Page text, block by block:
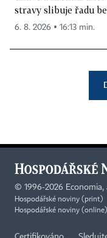
stravy slibuje řadu
6. 8. 2026 ▪ 16:13 min.
© 1996-2026 Economia,
Hospodářské noviny (print)
Hospodářské noviny